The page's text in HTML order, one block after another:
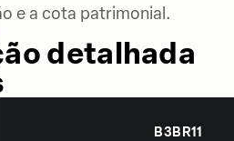
e a cota patrimonial.
detalhada
B3BR11